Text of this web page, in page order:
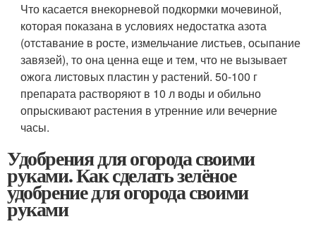
Что касается внекорневой подкормки мочевиной,
которая показана в условиях недостатка азота
(отставание в росте, измельчание листьев, осыпание
завязей), то она ценна еще и тем, что не вызывает
ожога листовых пластин у растений. 50-100 г
препарата растворяют в 10 л воды и обильно
опрыскивают растения в утренние или вечерние
часы.
Удобрения для огорода своими
руками. Как сделать зелёное
удобрение для огорода своими
руками